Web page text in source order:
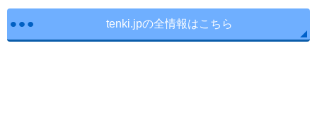
tenki.jpの全情報はこちら